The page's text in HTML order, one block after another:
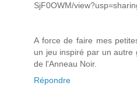
SjF0OWM/
A force de faire mes
un jeu inspiré par un
de l'Anneau Noir.
Répondre